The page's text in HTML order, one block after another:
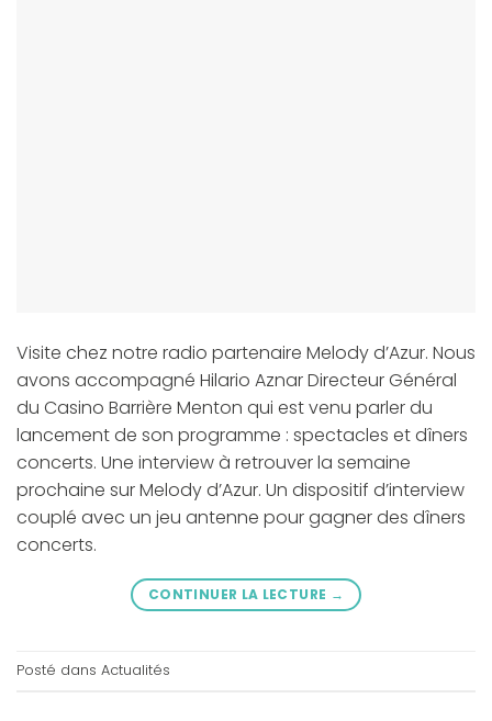
Visite chez notre radio partenaire Melody d’Azur. Nous
avons accompagné Hilario Aznar Directeur Général
du Casino Barrière Menton qui est venu parler du
lancement de son programme : spectacles et dîners
concerts. Une interview à retrouver la semaine
prochaine sur Melody d’Azur. Un dispositif d’interview
couplé avec un jeu antenne pour gagner des dîners
concerts.
CONTINUER LA LECTURE →
Posté dans Actualités